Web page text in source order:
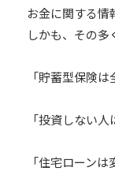
お金に関する情
しかも、その多
「貯蓄型保険は
「投資しない人
「住宅ローンは